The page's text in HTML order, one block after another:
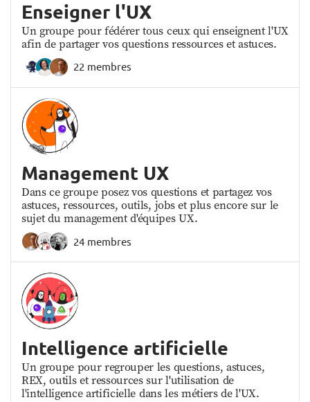
Enseigner l'UX
Un groupe pour fédérer tous ceux qui enseignent l'UX
afin de partager vos questions ressources et astuces.
22 membres
Management UX
Dans ce groupe posez vos questions et partagez vos
astuces, ressources, outils, jobs et plus encore sur le
sujet du management d'équipes UX.
24 membres
Intelligence artificielle
Un groupe pour regrouper les questions, astuces,
REX, outils et ressources sur l'utilisation de
l'intelligence artificielle dans les métiers de l'UX.